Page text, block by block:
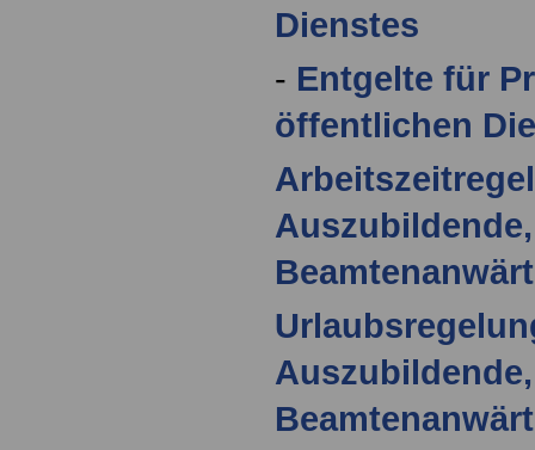
Dienstes
- Entgelte für
öffentlichen